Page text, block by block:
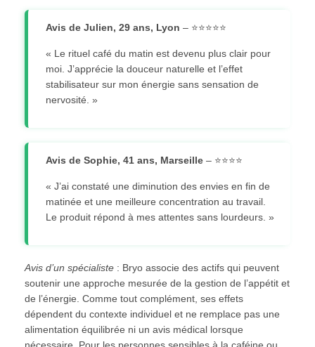
Avis de Julien, 29 ans, Lyon – ⭐⭐⭐⭐⭐
« Le rituel café du matin est devenu plus clair pour
moi. J’apprécie la douceur naturelle et l’effet
stabilisateur sur mon énergie sans sensation de
nervosité. »
Avis de Sophie, 41 ans, Marseille– ⭐⭐⭐⭐
« J’ai constaté une diminution des envies en fin de
matinée et une meilleure concentration au travail.
Le produit répond à mes attentes sans lourdeurs. »
Avis d’un spécialiste : Bryo associe des actifs qui peuvent
soutenir une approche mesurée de la gestion de l’appétit et
de l’énergie. Comme tout complément, ses effets
dépendent du contexte individuel et ne remplace pas une
alimentation équilibrée ni un avis médical lorsque
nécessaire. Pour les personnes sensibles à la caféine ou